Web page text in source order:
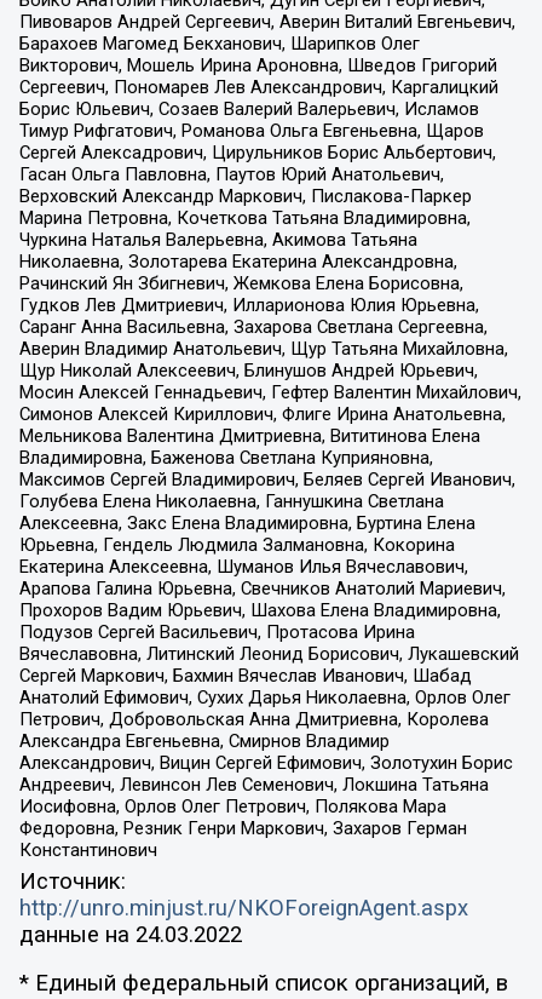
Пивоваров Андрей Сергеевич, Аверин Виталий Евгеньевич,
Барахоев Магомед Бекханович, Шарипков Олег
Викторович, Мошель Ирина Ароновна, Шведов Григорий
Сергеевич, Пономарев Лев Александрович, Каргалицкий
Борис Юльевич, Созаев Валерий Валерьевич, Исламов
Тимур Рифгатович, Романова Ольга Евгеньевна, Щаров
Сергей Алексадрович, Цирульников Борис Альбертович,
Гасан Ольга Павловна, Паутов Юрий Анатольевич,
Верховский Александр Маркович, Пислакова-Паркер
Марина Петровна, Кочеткова Татьяна Владимировна,
Чуркина Наталья Валерьевна, Акимова Татьяна
Николаевна, Золотарева Екатерина Александровна,
Рачинский Ян Збигневич, Жемкова Елена Борисовна,
Гудков Лев Дмитриевич, Илларионова Юлия Юрьевна,
Саранг Анна Васильевна, Захарова Светлана Сергеевна,
Аверин Владимир Анатольевич, Щур Татьяна Михайловна,
Щур Николай Алексеевич, Блинушов Андрей Юрьевич,
Мосин Алексей Геннадьевич, Гефтер Валентин Михайлович,
Симонов Алексей Кириллович, Флиге Ирина Анатольевна,
Мельникова Валентина Дмитриевна, Вититинова Елена
Владимировна, Баженова Светлана Куприяновна,
Максимов Сергей Владимирович, Беляев Сергей Иванович,
Голубева Елена Николаевна, Ганнушкина Светлана
Алексеевна, Закс Елена Владимировна, Буртина Елена
Юрьевна, Гендель Людмила Залмановна, Кокорина
Екатерина Алексеевна, Шуманов Илья Вячеславович,
Арапова Галина Юрьевна, Свечников Анатолий Мариевич,
Прохоров Вадим Юрьевич, Шахова Елена Владимировна,
Подузов Сергей Васильевич, Протасова Ирина
Вячеславовна, Литинский Леонид Борисович, Лукашевский
Сергей Маркович, Бахмин Вячеслав Иванович, Шабад
Анатолий Ефимович, Сухих Дарья Николаевна, Орлов Олег
Петрович, Добровольская Анна Дмитриевна, Королева
Александра Евгеньевна, Смирнов Владимир
Александрович, Вицин Сергей Ефимович, Золотухин Борис
Андреевич, Левинсон Лев Семенович, Локшина Татьяна
Иосифовна, Орлов Олег Петрович, Полякова Мара
Федоровна, Резник Генри Маркович, Захаров Герман
Константинович
Источник:
http://unro.minjust.ru/NKOForeignAgent.aspx
данные на 24.03.2022
* Единый федеральный список организаций, в